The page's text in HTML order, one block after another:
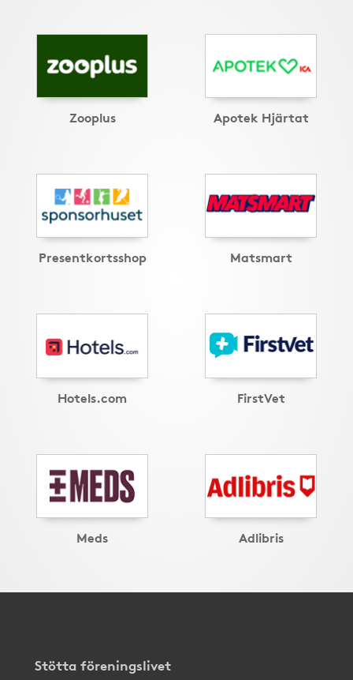
Zooplus Apotek Hjärtat
Presentkortsshop Matsmart
Hotels.com FirstVet
Meds Adlibris
Stötta föreningslivet